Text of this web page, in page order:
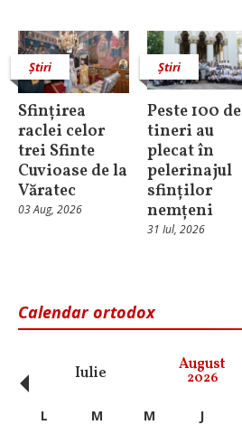
Știri
Sfințirea
raclei celor
trei Sfinte
Cuvioase de la
Văratec
03 Aug, 2026
Știri
Peste 100 de
tineri au
plecat în
pelerinajul
sfinților
nemțeni
31 Iul, 2026
Calendar ortodox
Iulie August
2026
‹ L M M J